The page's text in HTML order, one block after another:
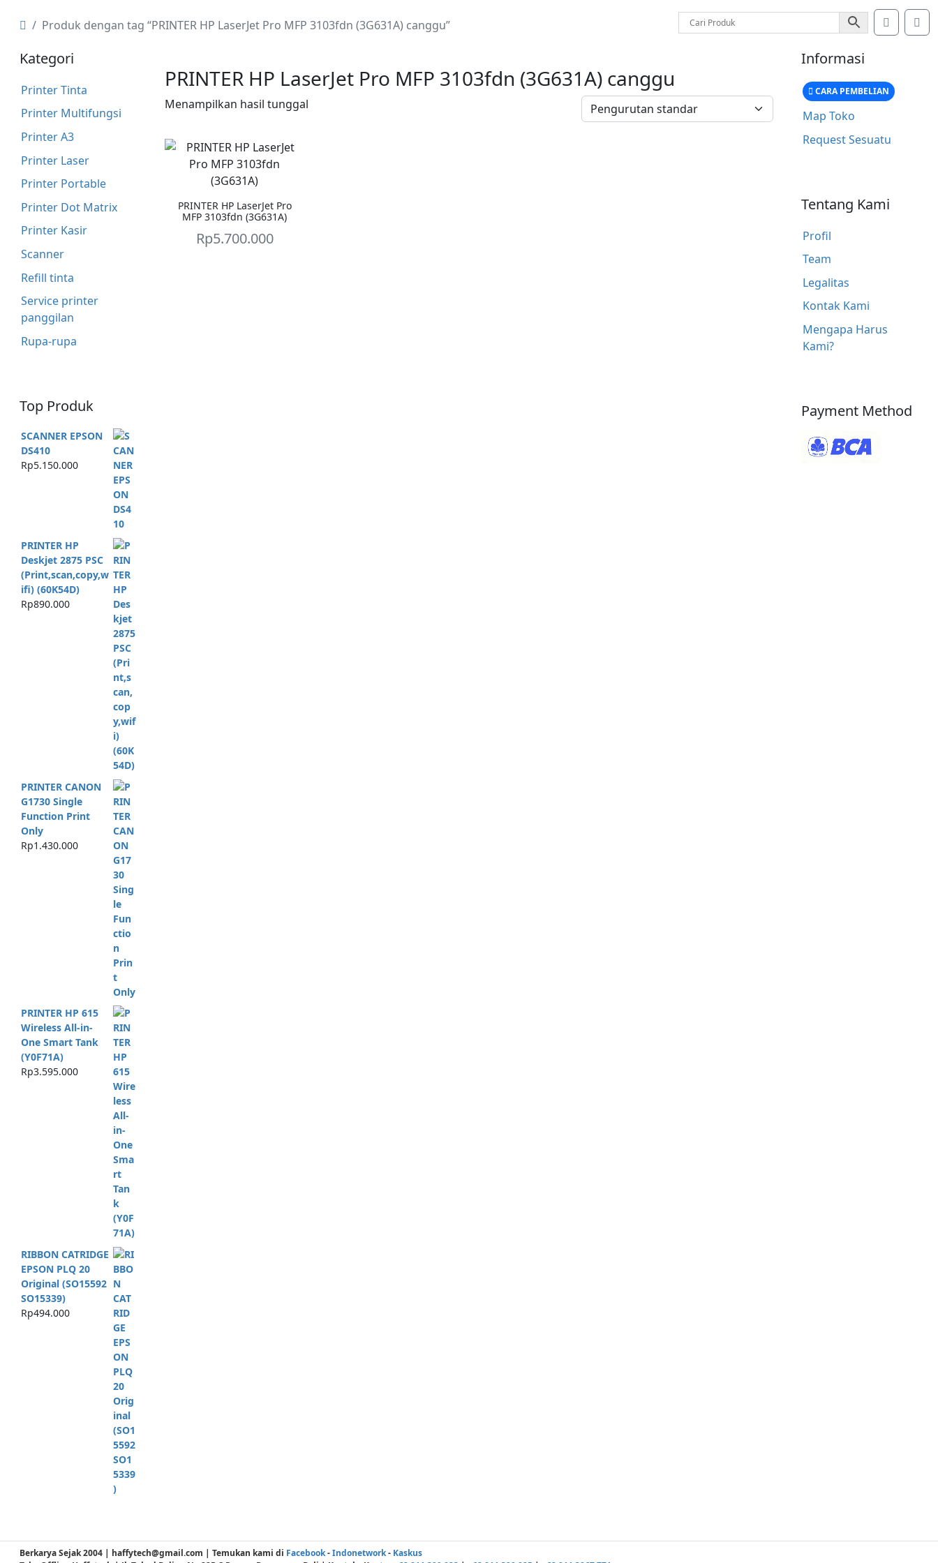
Produk dengan tag “PRINTER HP LaserJet Pro MFP 3103fdn (3G631A) canggu” Account
Kategori
Printer Tinta
Printer Multifungsi
Printer A3
Printer Laser
Printer Portable
Printer Dot Matrix
Printer Kasir
Scanner
Refill tinta
Service printer
panggilan
Rupa-rupa
Top Produk
SCANNER EPSON
DS410
Rp5.150.000
PRINTER HP
Deskjet 2875 PSC
(Print,scan,copy,w
ifi) (60K54D)
Rp890.000
PRINTER CANON
G1730 Single
Function Print
Only
Rp1.430.000
PRINTER HP 615
Wireless All-in-
One Smart Tank
(Y0F71A)
Rp3.595.000
RIBBON CATRIDGE
EPSON PLQ 20
Original (SO15592
SO15339)
Rp494.000
PRINTER HP LaserJet Pro MFP 3103fdn (3G631A) canggu
Menampilkan hasil tunggal
PRINTER HP LaserJet Pro
MFP 3103fdn (3G631A)
Rp5.700.000
Informasi
CARA PEMBELIAN
Map Toko
Request Sesuatu
Tentang Kami
Profil
Team
Legalitas
Kontak Kami
Mengapa Harus
Kami?
Payment Method
Berkarya Sejak 2004 | haffytech@gmail.com | Temukan kami di Facebook-Indonetwork- Kaskus